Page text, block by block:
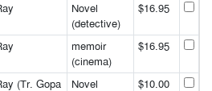
Novel
(detective)
$16.95
memoir
(cinema)
$16.95
(Tr. Gopa
Novel
$10.00